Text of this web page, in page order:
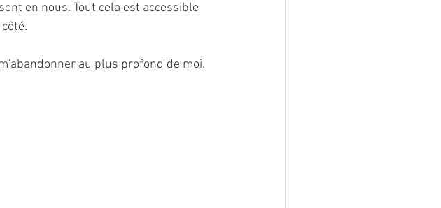
en nous. Tout cela est accessible
au plus profond de moi.